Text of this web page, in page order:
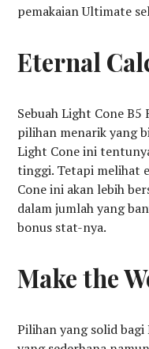
pemakaian Ultimate
Eternal
Sebuah Light Cone
pilihan menarik yang
Light Cone ini
tinggi. Tetapi melihat
Cone ini akan lebih
dalam jumlah yang
bonus stat-nya.
Make the
Pilihan yang solid bagi